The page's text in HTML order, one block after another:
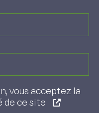
vous acceptez la
ce site